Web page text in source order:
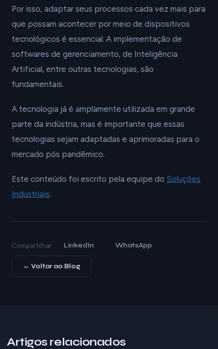
Por isso, adaptar seus processos cada vez mais para
que possam acontecer por meio de dispositivos
tecnológicos é essencial. A implementação de
softwares de gerenciamento, de Inteligência
Artificial, entre outras tecnologias, são
fundamentais.
A tecnologia já é amplamente utilizada em grande
parte da indústria, mas é importante que essas
tecnologias sejam adaptadas e aprimoradas para o
mercado pós pandêmico.
Este conteúdo foi escrito pela equipe do Soluções
Industriais.
Compartilhar: LinkedIn WhatsApp
← Voltar ao Blog
Artigos relacionados